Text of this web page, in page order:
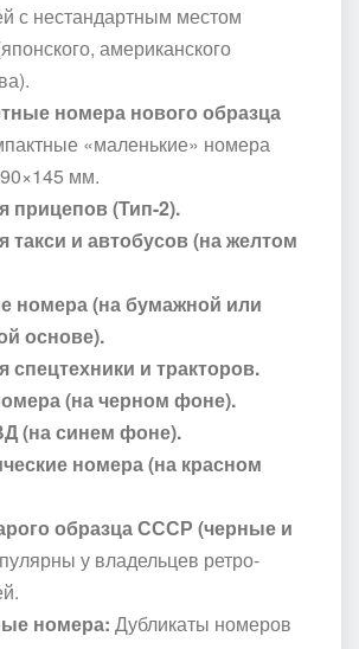
с нестандартным местом
американского
номера нового образца
«маленькие» номера
мм.
прицепов (Тип-2).
такси и автобусов (на желтом
номера (на бумажной или
основе).
спецтехники и тракторов.
(на черном фоне).
(на синем фоне).
номера (на красном
образца СССР (черные и
у владельцев ретро-
номера: Дубликаты номеров